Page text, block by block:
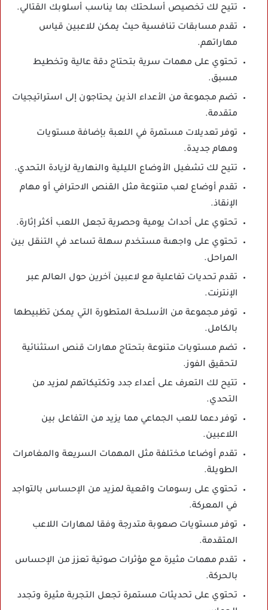
تتيح لك تخصيص أسلحتك بما يناسب أسلوبك القتالي.
تقدم مسابقات تنافسية حيث يمكن للاعبين قياس
مهاراتهم.
تحتوي على مهمات سرية بتحتاج دقة عالية وتخطيط
مسبق.
تضم مجموعة من الأعداء الذين يحتاجون إلى استراتيجيات
متقدمة.
توفر تعديلات مستمرة في اللعبة بإضافة مستويات
ومهام جديدة.
تتيح لك تشغيل الأوضاع الليلية والنهارية لزيادة التحدي.
تقدم أوضاع لعب متنوعة مثل القنص الاحترافي أو مهام
الإنقاذ.
تحتوي على أحداث يومية وحصرية تجعل اللعب أكثر إثارة.
تحتوي على واجهىة مستخدم سهلة تساعد في التنقل بين
المراحل.
تقدم تحديات تفاعلية مع لاعبين آخرين حول العالم عبر
الإنترنت.
توفر مجموعة من الأسلحة المتطورة التي يمكن تظبيطها
بالكامل.
تضم مستويات متنوعة بتحتاج مهارات قنص استثنائية
لتحقيق الفوز.
تتيح لك التعرف على أعداء جدد وتكتيكاتهم لمزيد من
التحدي.
توفر دعما للعب الجماعي مما يزيد من التفاعل بين
اللاعبين.
تقدم أوضاعا مختلفة مثل المهمات السريعة والمغامرات
الطويلة.
تحتوي على رسومات واقعية لمزيد من الإحساس بالتواجد
في المعركة.
توفر مستويات صعوبة متدرجة وفقا لمهارات اللاعب
المتقدمة.
تقدم مهمات مثيرة مع مؤثرات صوتية تعزز من الإحساس
بالحركة.
تحتوي على تحديثات مستمرة تجعل التجربة مثيرة وتجدد